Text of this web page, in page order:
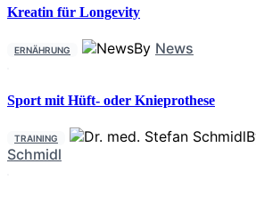
Kreatin für Longevity
ERNÄHRUNG By News
Sport mit Hüft- oder Knieprothese
TRAINING
Schmidl